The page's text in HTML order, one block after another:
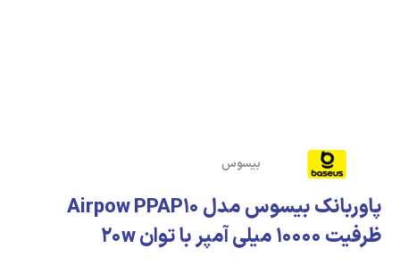
بیسوس
پاوربانک بیسوس مدل Airpow PPAP10
ظرفیت 10000 میلی آمپر با توان 20w